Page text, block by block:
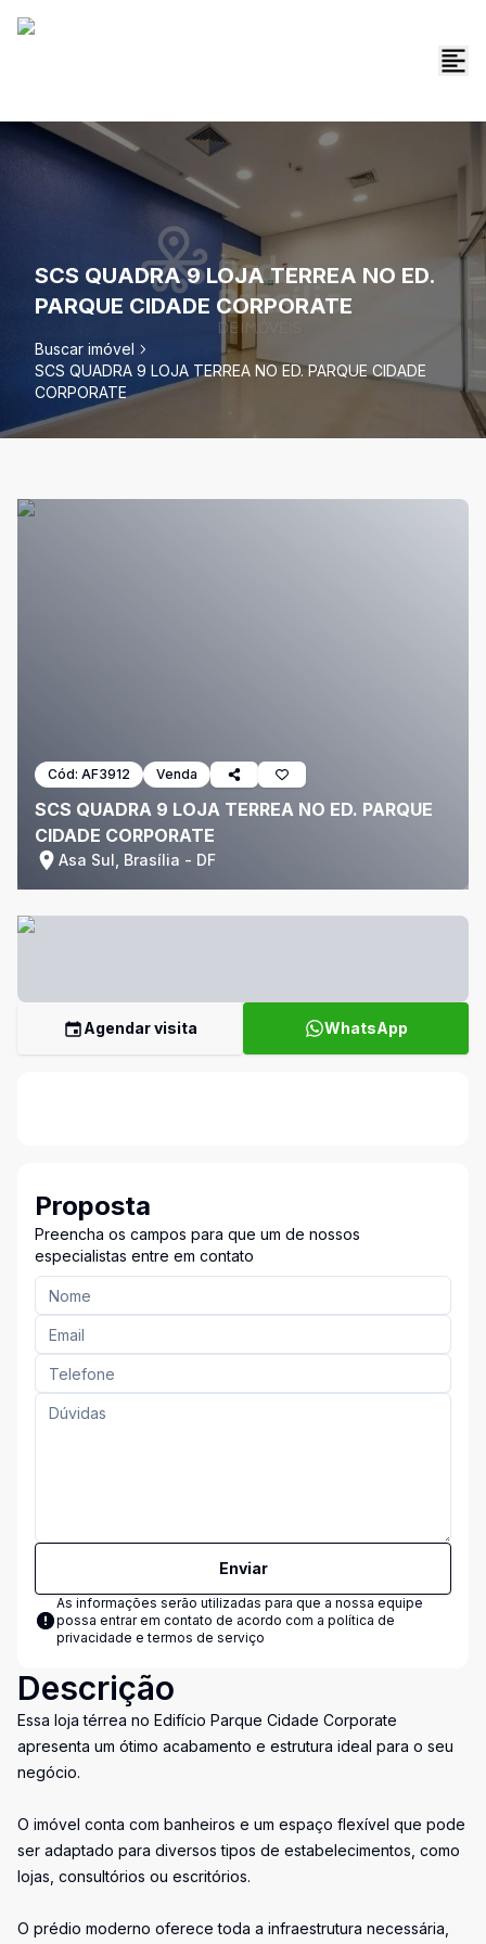
SCS QUADRA 9 LOJA TERREA NO ED.
PARQUE CIDADE CORPORATE
Buscar imóvel
SCS QUADRA 9 LOJA TERREA NO ED. PARQUE CIDADE
CORPORATE
Cód: AF3912 Venda
SCS QUADRA 9 LOJA TERREA NO ED. PARQUE
CIDADE CORPORATE
Asa Sul, Brasília - DF
Agendar visita WhatsApp
Proposta
Preencha os campos para que um de nossos
especialistas entre em contato
Enviar
As informações serão utilizadas para que a nossa equipe
possa entrar em contato de acordo com a política de
privacidade e termos de serviço
Descrição
Essa loja térrea no Edifício Parque Cidade Corporate
apresenta um ótimo acabamento e estrutura ideal para o seu
negócio.
O imóvel conta com banheiros e um espaço flexível que pode
ser adaptado para diversos tipos de estabelecimentos, como
lojas, consultórios ou escritórios.
O prédio moderno oferece toda a infraestrutura necessária,